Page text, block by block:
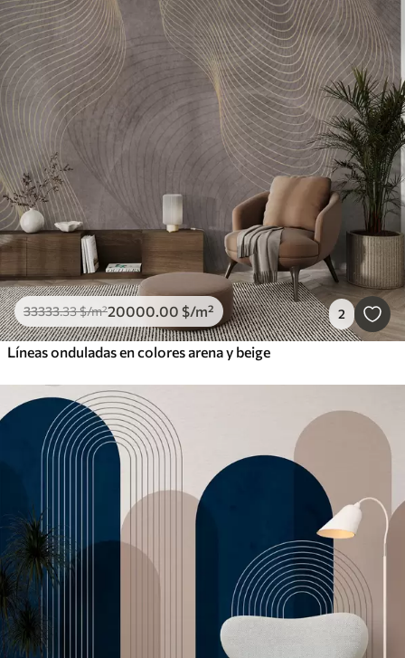
33333.33$/m²20000 .00 $/m² 2
Líneas onduladas en colores arena y beige